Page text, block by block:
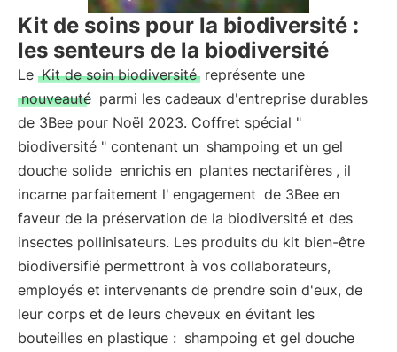
Kit de soins pour la biodiversité :
les senteurs de la biodiversité
Le Kit de soin biodiversité représente une
nouveauté parmi les cadeaux d'entreprise durables
de 3Bee pour Noël 2023. Coffret spécial "
biodiversité " contenant un shampoing et un gel
douche solide enrichis en plantes nectarifères , il
incarne parfaitement l' engagement de 3Bee en
faveur de la préservation de la biodiversité et des
insectes pollinisateurs. Les produits du kit bien-être
biodiversifié permettront à vos collaborateurs,
employés et intervenants de prendre soin d'eux, de
leur corps et de leurs cheveux en évitant les
bouteilles en plastique : shampoing et gel douche